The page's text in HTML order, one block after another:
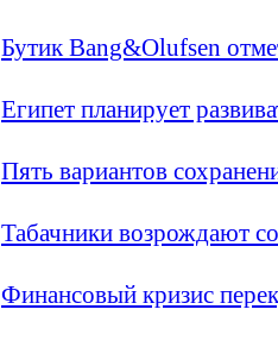
Бутик Bang&Olufsen
Египет планирует
Пять вариантов
Табачники возрождают
Финансовый кризис